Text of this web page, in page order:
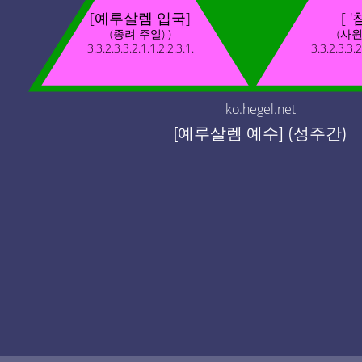
[예루살렘 입국]
(종려 주일) )
3.3.2.3.3.2.1.1.2.2.3.1.
[ '
(사
ko.hegel.net
[예루살렘 예수] (성주간)